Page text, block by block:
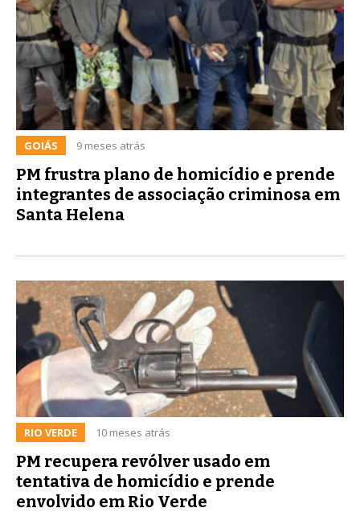
GOIÁS 9 meses atrás
PM frustra plano de homicídio e prende
integrantes de associação criminosa em
Santa Helena
RIO VERDE 10 meses atrás
PM recupera revólver usado em
tentativa de homicídio e prende
envolvido em Rio Verde